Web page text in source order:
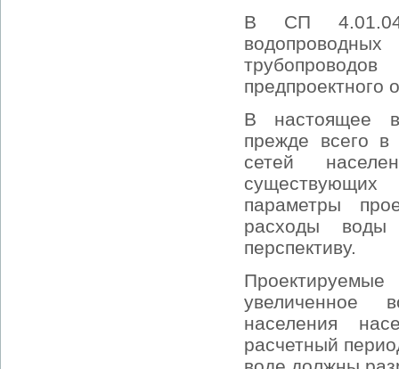
В СП 4.01.04-
предпроектного
В настоящее
прежде всего в
сетей
параметры
расходы
перспективу.
увеличенное
населения
расчетный